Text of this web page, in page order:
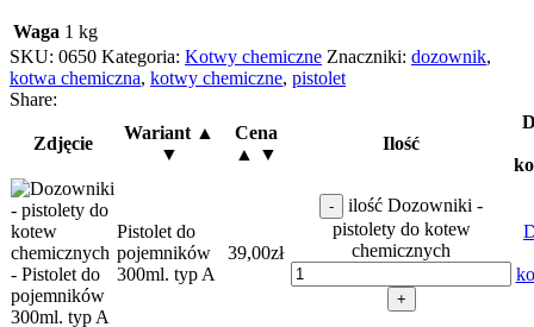
Waga 1 kg
SKU: 0650 Kategoria: Kotwy chemiczne Znaczniki: dozownik,
kotwa chemiczna, kotwy chemiczne, pistolet
Share:
Zdjęcie
Wariant ▲
▼
Cena
▲ ▼
Ilość
Pistolet do
pojemników
300ml. typ A
39,00zł
-
ilość Dozowniki -
pistolety do kotew
chemicznych
+